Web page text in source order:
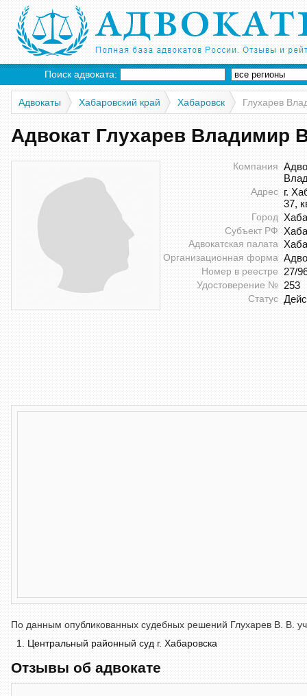
Поиск адвоката:
Адвокаты Хабаровский край Хабаровск Глухарев
Адвокат Глухарев Владимир
Компания
Адрес г.
37,
Город
Субъект РФ
Адвокатская палата
Организационная форма
Номер в реестре 27/
Удостоверение № 253
Статус
По данным опубликованных судебных решений Глухарев В. В.
Центральный районный суд г. Хабаровска
Отзывы об адвокате